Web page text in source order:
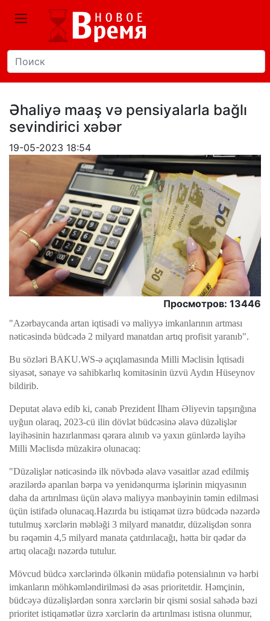
Əhaliyə maaş və pensiyalarla bağlı
sevindirici xəbər
19-05-2023 18:54
Просмотров: 13446
"Azərbaycanda artan iqtisadi və maliyyə imkanlarının artması
nəticəsində büdcədə 2 milyard manatdan artıq profisit yaranıb".
Bu sözləri BAKU.WS-ə açıqlamasında Milli Məclisin İqtisadi
siyasət, sənaye və sahibkarlıq komitəsinin üzvü Aydın Hüseynov
bildirib.
Deputat əlavə edib ki, cənab Prezident İlham Əliyevin tapşırığına
uyğun olaraq, 2023-cü ilin dövlət büdcəsinə əlavə düzəlişlər
layihəsinin hazırlanması qərara alınıb və yaxın günlərdə layihə
Milli Məclisdə müzakirə olunacaq:
"Düzəlişlər nəticəsində ilk növbədə əlavə vəsaitlər azad edilmiş
ərazilərdə aparılan bərpa və yenidənqurma işlərinin miqyasının
daha da artırılması üçün əlavə maliyyə mənbəyinin təmin edilməsi
üçün istifadə olunacaq.Hazırda bu istiqamət üzrə büdcədə nəzərdə
tutulmuş xərclərin məbləği 3 milyard manatdır, düzəlişdən sonra
bu rəqəmin 4,5 milyard manata çatdırılacağı, hətta bir qədər də
artıq olacağı nəzərdə tutulur.
Mövcud büdcə xərclərində ölkənin müdafiə potensialının və hərbi
imkanların möhkəmləndirilməsi də əsas prioritetdir. Həmçinin,
büdcəyə düzəlişlərdən sonra xərclərin bir qismi sosial sahədə bəzi
prioritet istiqamətlər üzrə xərclərin də artırılması istisna olunmur,